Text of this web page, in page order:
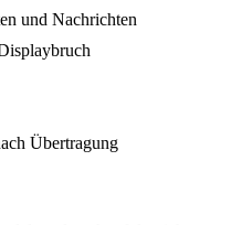
und Nachrichten
Übertragung